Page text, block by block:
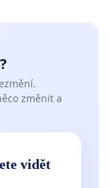
změnit a
vidět